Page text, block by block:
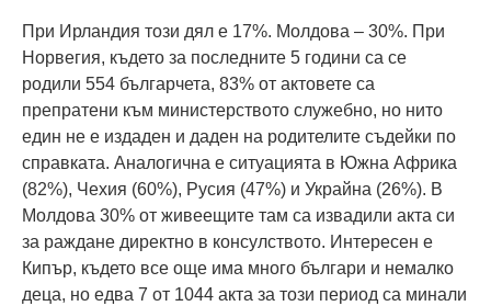
При Ирландия този дял е 17%. Молдова – 30%. При
Норвегия, където за последните 5 години са се
родили 554 българчета, 83% от актовете са
препратени към министерството служебно, но нито
един не е издаден и даден на родителите съдейки по
справката. Аналогична е ситуацията в Южна Африка
(82%), Чехия (60%), Русия (47%) и Украйна (26%). В
Молдова 30% от живеещите там са извадили акта си
за раждане директно в консулството. Интересен е
Кипър, където все още има много българи и немалко
деца, но едва 7 от 1044 акта за този период са минали